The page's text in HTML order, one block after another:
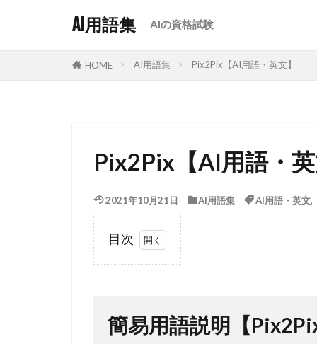
AI用語集 AIの資格試験
HOME AI用語集 Pix2Pix【AI用語・英文】
Pix2Pix【AI用語・
2021年10月21日 AI用語集 AI用語・英文,
目次
1
簡易用
2
簡易用語説明【